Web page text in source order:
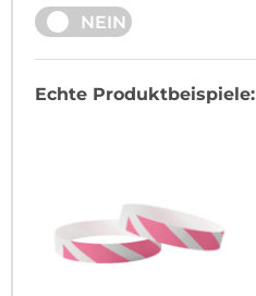
NEIN
Echte Produktbeispiele: